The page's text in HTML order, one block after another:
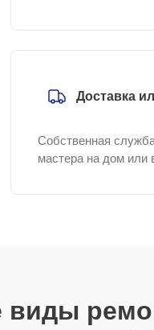
Доставка
Собственная
мастера на дом или
виды